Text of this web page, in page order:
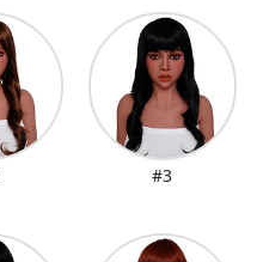
#3